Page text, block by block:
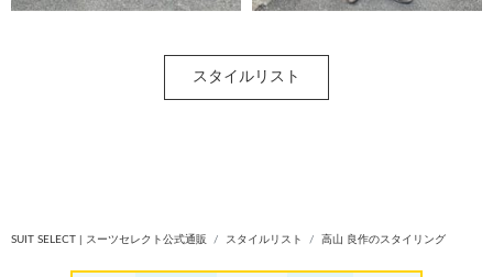
スタイルリスト
SUIT SELECT | スーツセレクト公式通販 スタイルリスト 高山 良作のスタイリング